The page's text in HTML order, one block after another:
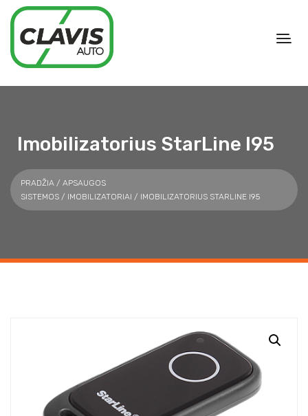
Imobilizatorius StarLine I95
PRADŽIA / APSAUGOS
SISTEMOS / IMOBILIZATORIAI / IMOBILIZATORIUS STARLINE I95